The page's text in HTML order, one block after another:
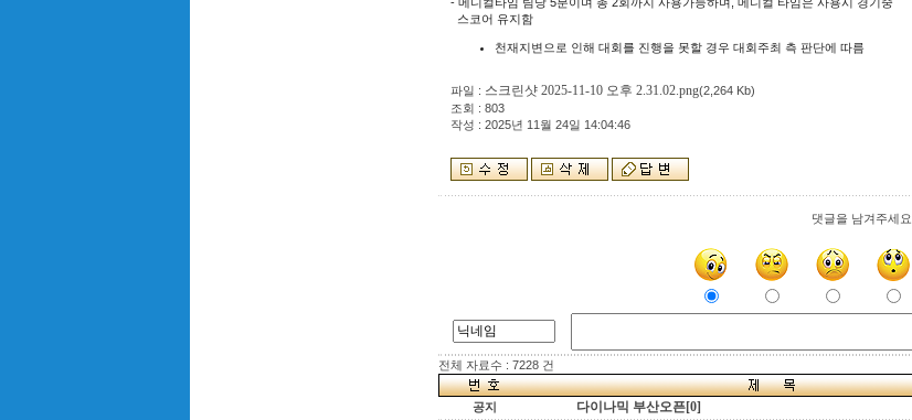
스코어 유지함
천재지변으로 인해 대회를 진행을 못할 경우 대회주최 측 판단에 따름
파일 : 스크린샷 2025-11-10 오후 2.31.02.png(2,264 Kb)
조회 : 803
작성 : 2025년 11월 24일 14:04:46
댓글을 남겨주세요.
전체 자료수 : 7228 건
공지 다이나믹 부산오픈[0]